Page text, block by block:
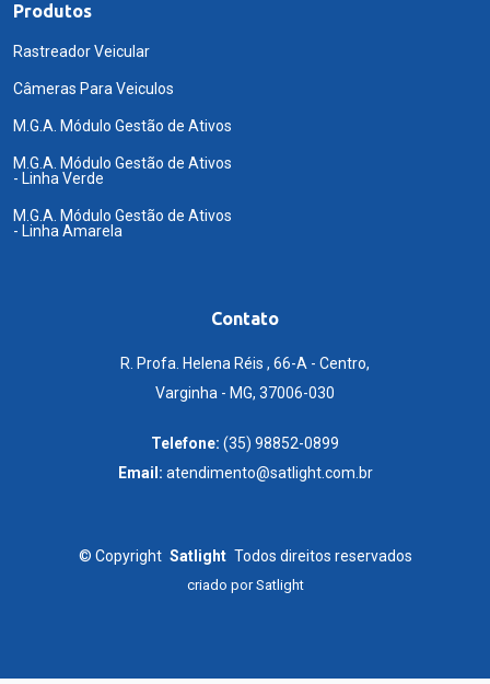
Produtos
Rastreador Veicular
Câmeras Para Veiculos
M.G.A. Módulo Gestão de Ativos
M.G.A. Módulo Gestão de Ativos
- Linha Verde
M.G.A. Módulo Gestão de Ativos
- Linha Amarela
Contato
R. Profa. Helena Réis , 66-A - Centro,
Varginha - MG, 37006-030
Telefone: (35) 98852-0899
Email: atendimento@satlight.com.br
© Copyright Satlight Todos direitos reservados
criado porSatlight